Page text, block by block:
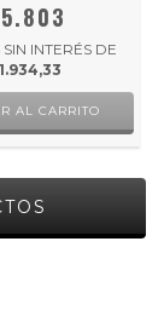
INTERÉS DE